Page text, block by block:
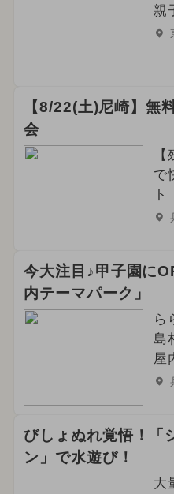
親
【8/22(土)尼崎】無
会
で
ト
今大注目♪甲子園に
内テーマパーク」
ら
島
屋
びしょぬれ覚悟！「
ン」で水遊び！
大